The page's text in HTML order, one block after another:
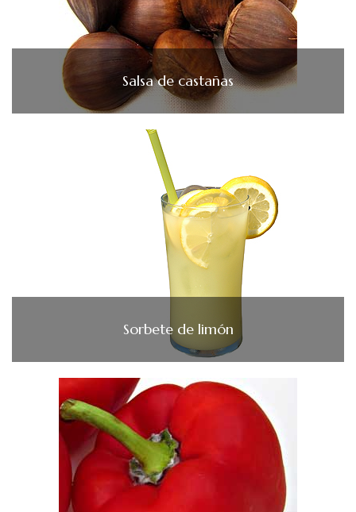
Salsa de castañas
Sorbete de limón